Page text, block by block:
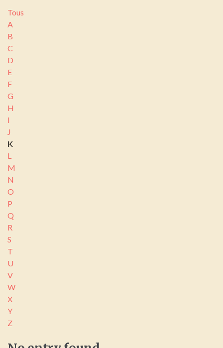
Tous
A
B
C
D
E
F
G
H
I
J
K
L
M
N
O
P
Q
R
S
T
U
V
W
X
Y
Z